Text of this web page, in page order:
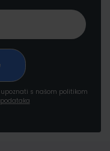
s našom politikom